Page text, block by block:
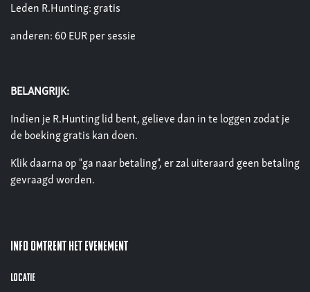
Leden R.Hunting: gratis
anderen: 60 EUR per sessie
BELANGRIJK:
Indien je R.Hunting lid bent, gelieve dan in te loggen zodat je
de boeking gratis kan doen.
Klik daarna op "ga naar betaling", er zal uiteraard geen betaling
gevraagd worden.
Info omtrent het evenement
Locatie